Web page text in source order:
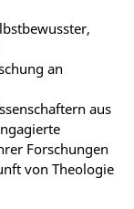
an
aus
Forschungen
von Theologie